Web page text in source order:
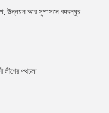
উন্নয়ন আর সুশাসনে বঙ্গবন্ধুর
লীগের পথচলা